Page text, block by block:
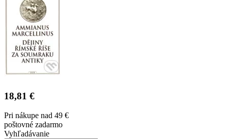
18,81 €
Pri nákupe nad 49 €
poštovné zadarmo
Vyhľadávanie